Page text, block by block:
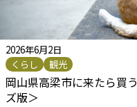
2026年6月2日
くらし
観光
岡山県高梁市に来たら買
ズ版＞